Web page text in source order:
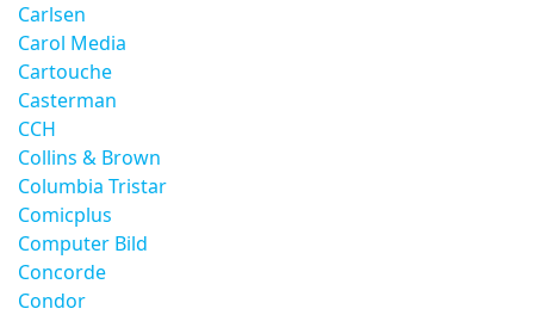
Carlsen
Carol Media
Cartouche
Casterman
CCH
Collins & Brown
Columbia Tristar
Comicplus
Computer Bild
Concorde
Condor